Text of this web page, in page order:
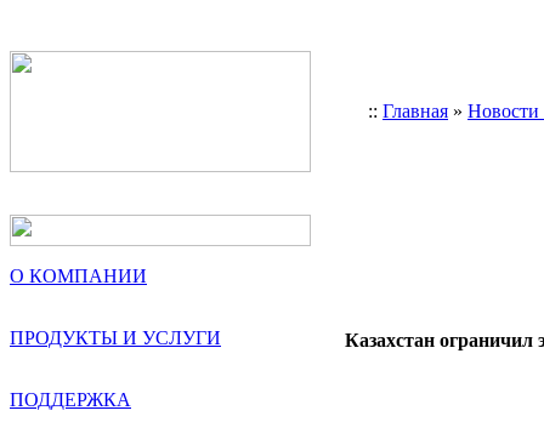
:: Главная »
О КОМПАНИИ
ПРОДУКТЫ И УСЛУГИ
ПОДДЕРЖКА
Казахстан ограничил